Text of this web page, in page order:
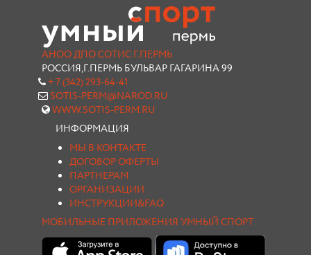
АНОО ДПО СОТИС Г.ПЕРМЬ
РОССИЯ,Г.ПЕРМЬ БУЛЬВАР ГАГАРИНА 99
+ 7 (342) 293-64-41
SOTIS-PERM@NAROD.RU
WWW.SOTIS-PERM.RU
ИНФОРМАЦИЯ
МЫ В КОНТАКТЕ
ДОГОВОР ОФЕРТЫ
ПАРТНЕРАМ
ОРГАНИЗАЦИИ
ИНСТРУКЦИИ&FAQ
МОБИЛЬНЫЕ ПРИЛОЖЕНИЯ УМНЫЙ СПОРТ